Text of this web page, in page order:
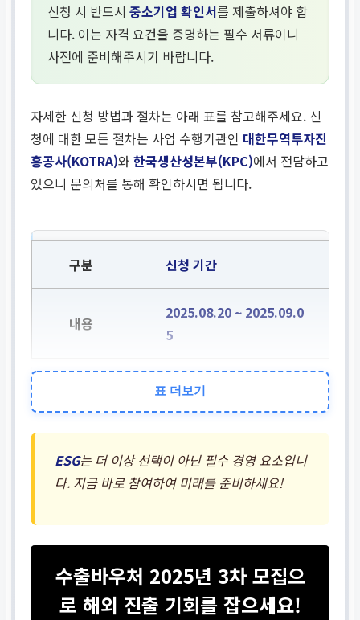
신청 시 반드시중소기업 확인서를 제출하셔야 합
니다. 이는 자격 요건을 증명하는 필수 서류이니
사전에 준비해주시기 바랍니다.
자세한 신청 방법과 절차는 아래 표를 참고해주세요. 신
청에 대한 모든 절차는 사업 수행기관인 대한무역투자진
흥공사(KOTRA)와한국생산성본부(KPC)에서 전담하고
있으니 문의처를 통해 확인하시면 됩니다.
신청 기간
2025.08.20 ~ 2025.09.0
5
신청 대상
KOTRA 기업회원 중 국내
자동차 부품 중소기업
온라인 접수 ( KOTRA 무역
투자24)
표 더보기
ESG는 더 이상 선택이 아닌 필수 경영 요소입니
다. 지금 바로 참여하여 미래를 준비하세요!
수출바우처 2025년 3차 모집으
로 해외 진출 기회를 잡으세요!